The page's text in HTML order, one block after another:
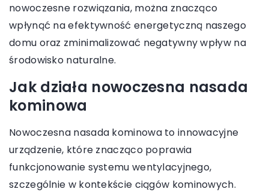
nowoczesne rozwiązania, można znacząco
wpłynąć na efektywność energetyczną naszego
domu oraz zminimalizować negatywny wpływ na
środowisko naturalne.
Jak działa nowoczesna nasada
kominowa
Nowoczesna nasada kominowa to innowacyjne
urządzenie, które znacząco poprawia
funkcjonowanie systemu wentylacyjnego,
szczególnie w kontekście ciągów kominowych.